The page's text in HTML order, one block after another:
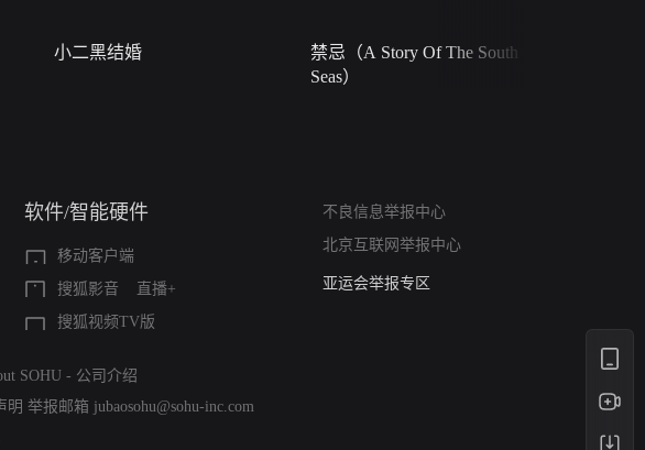
小二黑结婚
禁忌（A Story Of The South
Seas）
软件/智能硬件
移动客户端
搜狐影音
直播+
搜狐视频TV版
不良信息举报中心
北京互联网举报中心
算法推荐专项举报
亚运会举报专区
SOHU - 公司介绍
明 举报邮箱 jubaosohu@sohu-inc.com